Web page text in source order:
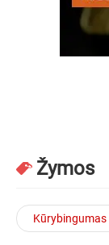
Žymos
Kūrybingumas